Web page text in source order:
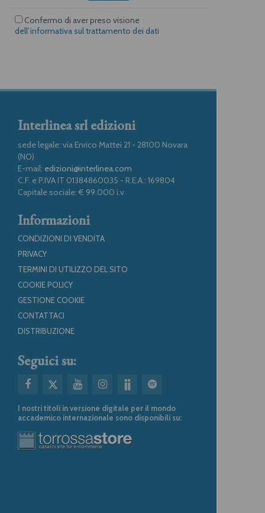
Confermo di aver preso visione
dell’informativa sul trattamento dei dati
Interlinea srl edizioni
sede legale: via Enrico Mattei 21 - 28100 Novara
(NO)
E-mail: edizioni@interlinea.com
C.F. e P.IVA IT 01384860035 - R.E.A.: 169804
Capitale sociale: € 99.000 i.v
Informazioni
CONDIZIONI DI VENDITA
PRIVACY
TERMINI DI UTILIZZO DEL SITO
COOKIE POLICY
GESTIONE COOKIE
CONTATTACI
DISTRIBUZIONE
Seguici su:
I nostri titoli in versione digitale per il mondo
accademico internazionale sono disponibili su: